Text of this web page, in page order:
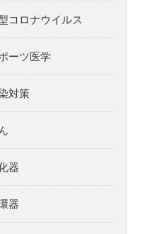
コロナウイルス
ーツ医学
対策
器
器